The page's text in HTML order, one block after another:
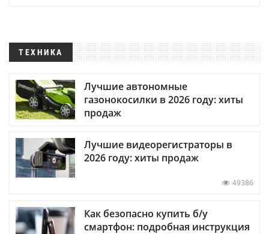
ТЕХНИКА
Лучшие автономные
газонокосилки в 2026 году: хиты
продаж
Лучшие видеорегистраторы в
2026 году: хиты продаж
49386
Как безопасно купить б/у
смартфон: подробная инструкция